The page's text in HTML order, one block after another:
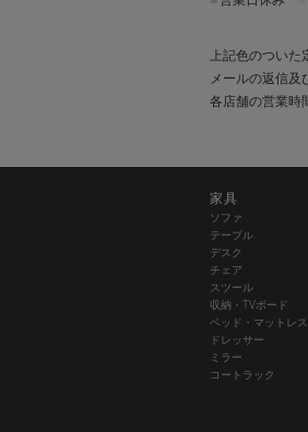
上記色のついた
メールの返信及
各店舗の営業時
家具
ソファ
テーブル
デスク
チェア
スツール
収納・TVボード
ベッド・マットレス
ドレッサー
ミラー
コートラック